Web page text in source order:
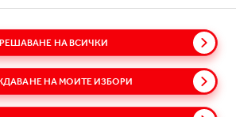
Карта на сайта
Политики
Политика за бисквитките
Достъпност Speak Up!
НА МОИТЕ ИЗБОРИ
НА ВСИЧКИ